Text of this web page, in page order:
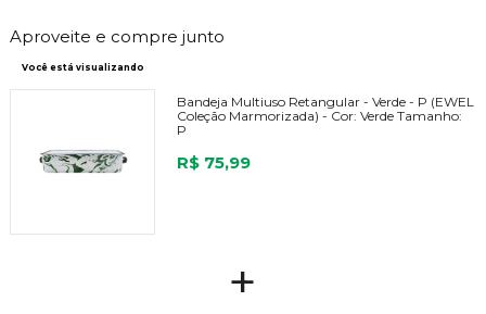
Aproveite e compre junto
Você está visualizando
Bandeja Multiuso Retangular - Verde - P (EWEL
Coleção Marmorizada) - Cor: Verde Tamanho:
P
R$ 75,99
+